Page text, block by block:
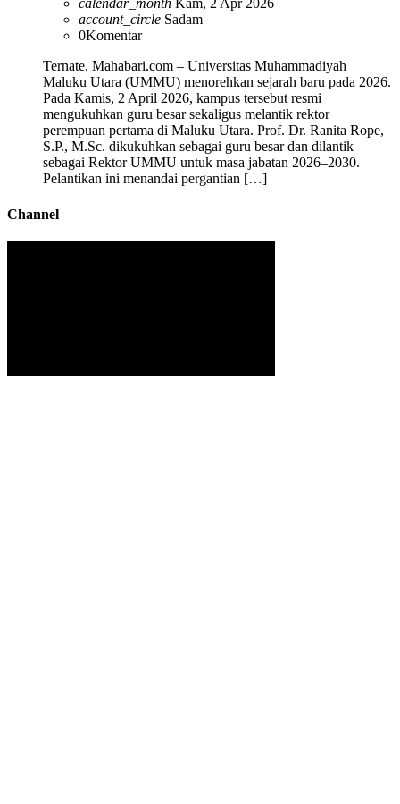
calendar_month Kam, 2 Apr 2026
account_circle Sadam
0Komentar
Ternate, Mahabari.com – Universitas Muhammadiyah
Maluku Utara (UMMU) menorehkan sejarah baru pada 2026.
Pada Kamis, 2 April 2026, kampus tersebut resmi
mengukuhkan guru besar sekaligus melantik rektor
perempuan pertama di Maluku Utara. Prof. Dr. Ranita Rope,
S.P., M.Sc. dikukuhkan sebagai guru besar dan dilantik
sebagai Rektor UMMU untuk masa jabatan 2026–2030.
Pelantikan ini menandai pergantian […]
Channel